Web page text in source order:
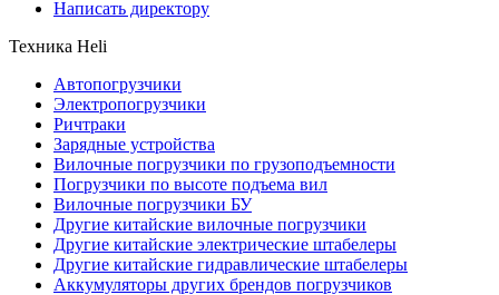
Написать директору
Техника Heli
Автопогрузчики
Электропогрузчики
Ричтраки
Зарядные устройства
Вилочные погрузчики по грузоподъемности
Погрузчики по высоте подъема вил
Вилочные погрузчики БУ
Другие китайские вилочные погрузчики
Другие китайские электрические штабелеры
Другие китайские гидравлические штабелеры
Аккумуляторы других брендов погрузчиков